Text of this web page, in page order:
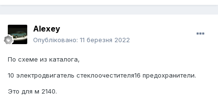
Alexey
Опубліковано: 11 березня 2022
По схеме из каталога,
10 электродвигатель стеклоочестителя16 предохранители.
Это для м 2140.